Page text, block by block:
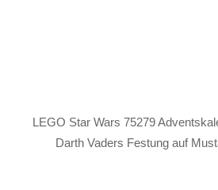
LEGO Star Wars 75279
Darth Vaders Festung auf